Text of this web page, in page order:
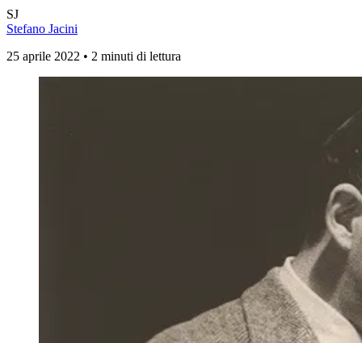
SJ
Stefano Jacini
25 aprile 2022 • 2 minuti di lettura